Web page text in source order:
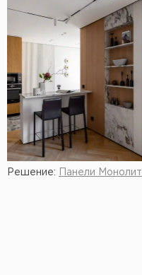
Решение:
Панели Монолит